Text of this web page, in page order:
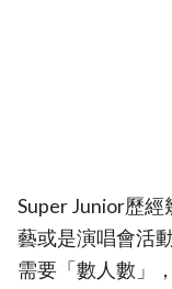
Super Junior歷
藝或是演唱會活
需要「數人數」